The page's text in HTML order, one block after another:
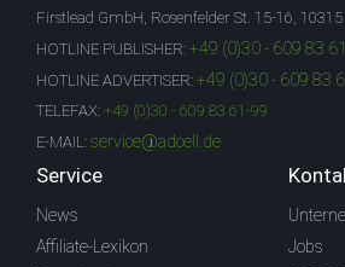
Firstlead GmbH, Rosenfelder St. 15-16,
HOTLINE PUBLISHER: +49 (0)30 - 609 83
HOTLINE ADVERTISER: +49 (0)30 - 609 83
TELEFAX: +49 (0)30 - 609 83 61-99
E-MAIL: service@adcell.de
Service
News
Affiliate-Lexikon
Jobs